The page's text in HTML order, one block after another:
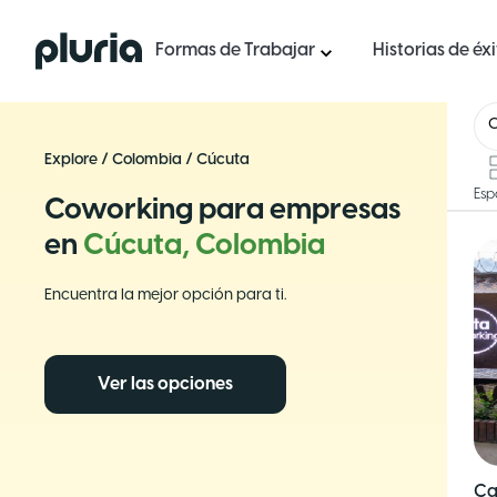
Logo Pluria Formas de Trabajar Historias de
Explore / Colombia / Cúcuta
Coworking para empresas
en Cúcuta, Colombia
Encuentra la mejor opción para ti.
Ver las opciones